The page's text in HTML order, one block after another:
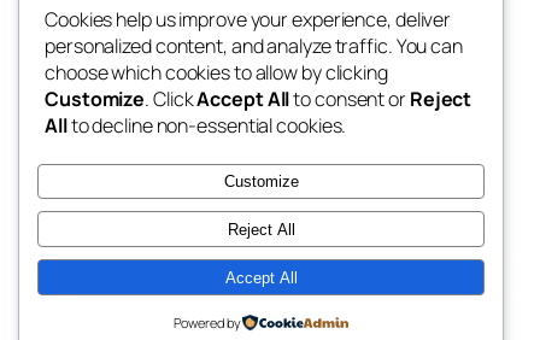
你最喜欢的电子游戏和攻略杂志
博客
关于
常见问题
作者
事件
商店
样板
主题
二〇二五 以WordPress设计
Cookies help us improve your experience, deliver
personalized content, and analyze traffic. You can
choose which cookies to allow by clicking
Customize. ClickAccept Allto consent orReject
Allto decline non-essential cookies.
Customize
Reject All
Accept All
Powered by